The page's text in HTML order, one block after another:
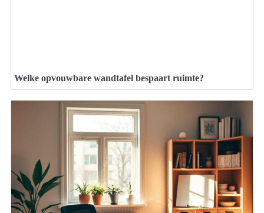
Welke opvouwbare wandtafel bespaart ruimte?